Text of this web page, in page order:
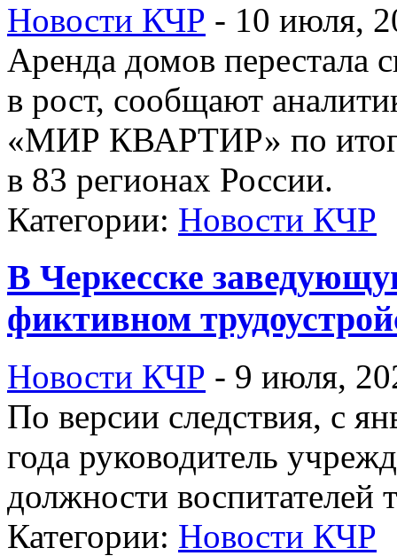
Новости КЧР - 10 июля,
Аренда домов перестала
в рост, сообщают
«МИР КВАРТИР» по
в 83 регионах России.
Категории: Новости КЧР
В Черкесске
фиктивном
Новости КЧР - 9 июля,
По версии следствия, с
года руководитель
должности воспитателей
Категории: Новости КЧР